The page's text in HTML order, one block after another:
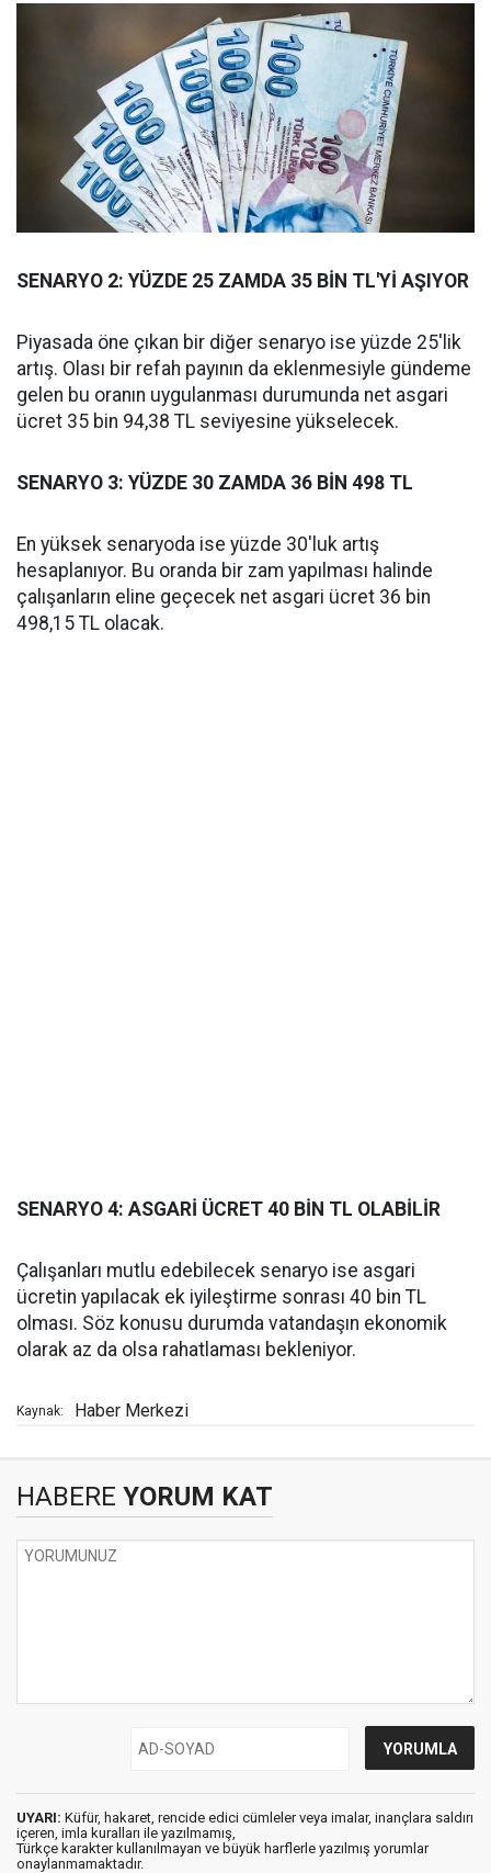
SENARYO 2: YÜZDE 25 ZAMDA 35 BİN TL'Yİ AŞIYOR
Piyasada öne çıkan bir diğer senaryo ise yüzde 25'lik
artış. Olası bir refah payının da eklenmesiyle gündeme
gelen bu oranın uygulanması durumunda net asgari
ücret 35 bin 94,38 TL seviyesine yükselecek.
SENARYO 3: YÜZDE 30 ZAMDA 36 BİN 498 TL
En yüksek senaryoda ise yüzde 30'luk artış
hesaplanıyor. Bu oranda bir zam yapılması halinde
çalışanların eline geçecek net asgari ücret 36 bin
498,15 TL olacak.
SENARYO 4: ASGARİ ÜCRET 40 BİN TL OLABİLİR
Çalışanları mutlu edebilecek senaryo ise asgari
ücretin yapılacak ek iyileştirme sonrası 40 bin TL
olması. Söz konusu durumda vatandaşın ekonomik
olarak az da olsa rahatlaması bekleniyor.
Kaynak: Haber Merkezi
HABERE YORUM KAT
UYARI: Küfür, hakaret, rencide edici cümleler veya imalar, inançlara saldırı
içeren, imla kuralları ile yazılmamış,
Türkçe karakter kullanılmayan ve büyük harflerle yazılmış yorumlar
onaylanmamaktadır.